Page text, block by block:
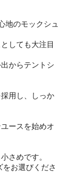
地のモックシュ
しても大注目
からテントシ
用し、しっか
ースを始めオ
さめです。
お選びくださ